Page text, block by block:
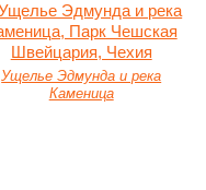
Ущелье Эдмунда и река
Каменица